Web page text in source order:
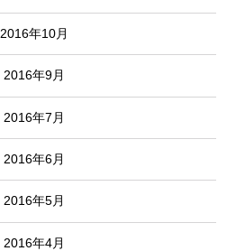
2016年10月
2016年9月
2016年7月
2016年6月
2016年5月
2016年4月